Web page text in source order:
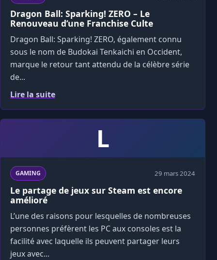
Dragon Ball: Sparking! ZERO – Le
Renouveau d’une Franchise Culte
Dragon Ball: Sparking! ZERO, également connu
sous le nom de Budokai Tenkaichi en Occident,
marque le retour tant attendu de la célèbre série
de...
Lire la suite
L
GAMING 29 mars 2024
Le partage de jeux sur Steam est encore
amélioré
L’une des raisons pour lesquelles de nombreuses
personnes préfèrent les PC aux consoles est la
facilité avec laquelle ils peuvent partager leurs
jeux avec...